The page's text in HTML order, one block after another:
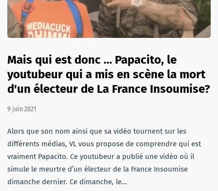
Mais qui est donc … Papacito, le
youtubeur qui a mis en scène la mort
d'un électeur de La France Insoumise?
9 juin 2021
Alors que son nom ainsi que sa vidéo tournent sur les
différents médias, VL vous propose de comprendre qui est
vraiment Papacito. Ce youtubeur a publié une vidéo où il
simule le meurtre d’un électeur de la France Insoumise
dimanche dernier. Ce dimanche, le…